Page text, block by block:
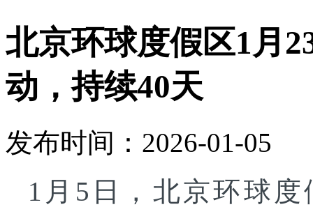
北京环球度假区1月
动，持续40天
发布时间：2026-01-05
1月5日，北京环球度